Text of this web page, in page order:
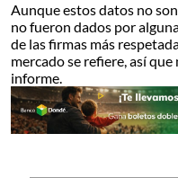
Aunque estos datos no
no fueron dados por
de las firmas más
mercado se refiere, así
informe.